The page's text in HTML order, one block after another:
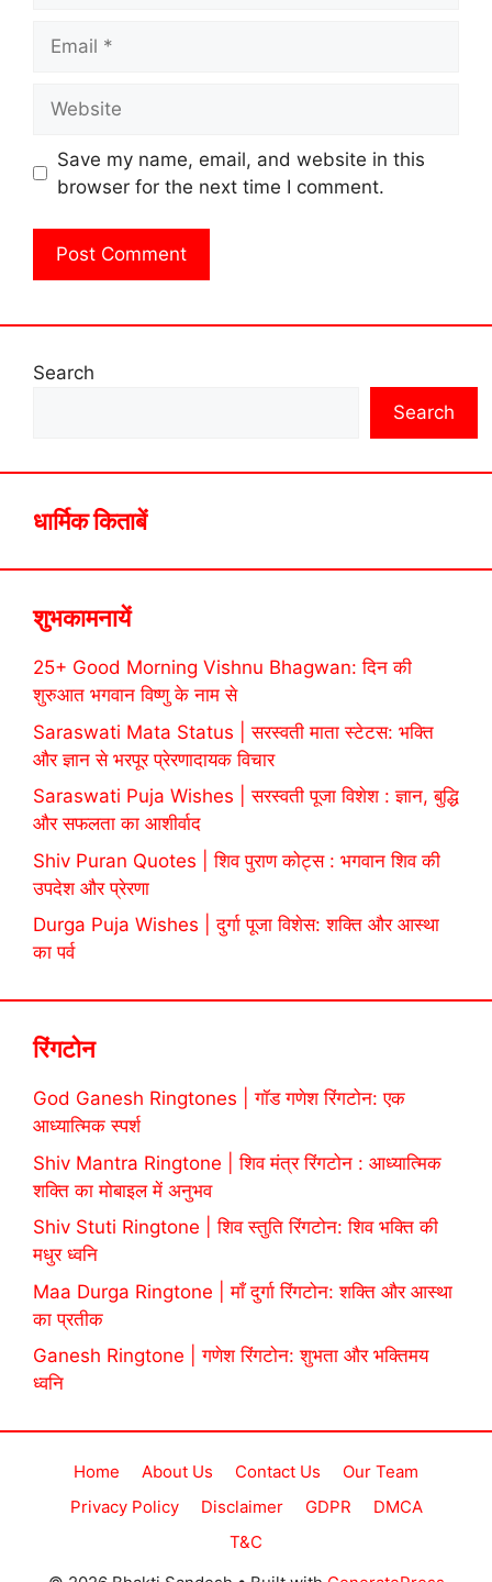
Save my name, email, and website in this
browser for the next time I comment.
Search
Search
धार्मिक किताबें
शुभकामनायें
25+ Good Morning Vishnu Bhagwan: दिन की
शुरुआत भगवान विष्णु के नाम से
Saraswati Mata Status | सरस्वती माता स्टेटस: भक्ति
और ज्ञान से भरपूर प्रेरणादायक विचार
Saraswati Puja Wishes | सरस्वती पूजा विशेश : ज्ञान, बुद्धि
और सफलता का आशीर्वाद
Shiv Puran Quotes | शिव पुराण कोट्स : भगवान शिव की
उपदेश और प्रेरणा
Durga Puja Wishes | दुर्गा पूजा विशेस: शक्ति और आस्था
का पर्व
रिंगटोन
God Ganesh Ringtones | गॉड गणेश रिंगटोन: एक
आध्यात्मिक स्पर्श
Shiv Mantra Ringtone | शिव मंत्र रिंगटोन : आध्यात्मिक
शक्ति का मोबाइल में अनुभव
Shiv Stuti Ringtone | शिव स्तुति रिंगटोन: शिव भक्ति की
मधुर ध्वनि
Maa Durga Ringtone | माँ दुर्गा रिंगटोन: शक्ति और आस्था
का प्रतीक
Ganesh Ringtone | गणेश रिंगटोन: शुभता और भक्तिमय
ध्वनि
Home About Us Contact Us
Our Team
Privacy Policy
Disclaimer GDPR
DMCA
T&C